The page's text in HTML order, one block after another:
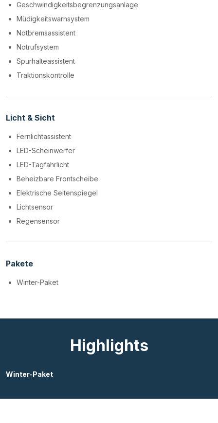
Geschwindigkeitsbegrenzungsanlage
Müdigkeitswarnsystem
Notbremsassistent
Notrufsystem
Spurhalteassistent
Traktionskontrolle
Licht & Sicht
Fernlichtassistent
LED-Scheinwerfer
LED-Tagfahrlicht
Beheizbare Frontscheibe
Elektrische Seitenspiegel
Lichtsensor
Regensensor
Pakete
Winter-Paket
Highlights
Winter-Paket